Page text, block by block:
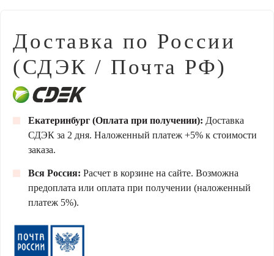
Доставка по России
(СДЭК / Почта РФ)
Екатеринбург (Оплата при получении): Доставка
СДЭК за 2 дня. Наложенный платеж +5% к стоимости
заказа.
Вся Россия: Расчет в корзине на сайте. Возможна
предоплата или оплата при получении (наложенный
платеж 5%).